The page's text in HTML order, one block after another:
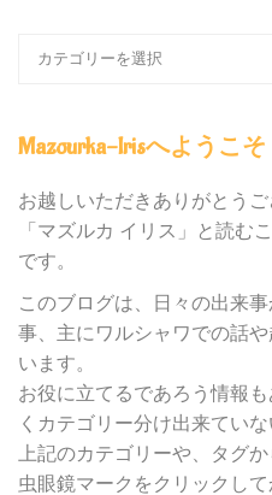
の
テ
ゴ
ー
別
検
索
Mazourka-Irisへようこそ
お越しいただきありがとうご
「マズルカ イリス」と読む
です。
このブログは、日々の出来
事、主にワルシャワでの話
います。
お役に立てるであろう情報
くカテゴリー分け出来てい
上記のカテゴリーや、タグ
虫眼鏡マークをクリックし